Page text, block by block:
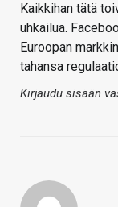
Kaikkihan tätä
uhkailua.
Euroopan
tahansa
Kirjaudu sisään